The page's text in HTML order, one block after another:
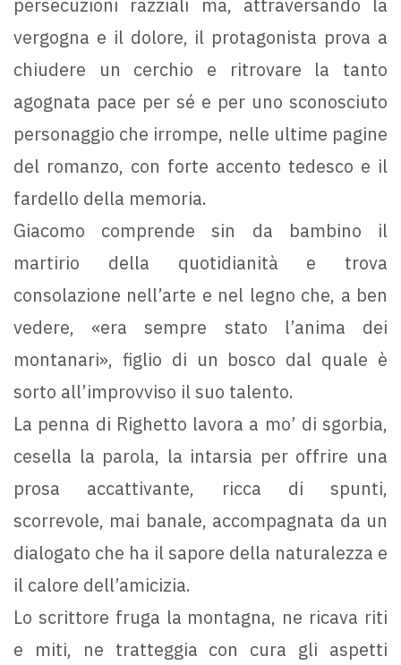
persecuzioni razziali ma, attraversando la
vergogna e il dolore, il protagonista prova a
chiudere un cerchio e ritrovare la tanto
agognata pace per sé e per uno sconosciuto
personaggio che irrompe, nelle ultime pagine
del romanzo, con forte accento tedesco e il
fardello della memoria.
Giacomo comprende sin da bambino il
martirio della quotidianità e trova
consolazione nell’arte e nel legno che, a ben
vedere, «era sempre stato l’anima dei
montanari», figlio di un bosco dal quale è
sorto all’improvviso il suo talento.
La penna di Righetto lavora a mo’ di sgorbia,
cesella la parola, la intarsia per offrire una
prosa accattivante, ricca di spunti,
scorrevole, mai banale, accompagnata da un
dialogato che ha il sapore della naturalezza e
il calore dell’amicizia.
Lo scrittore fruga la montagna, ne ricava riti
e miti, ne tratteggia con cura gli aspetti